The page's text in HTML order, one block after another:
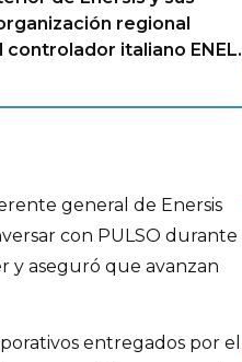
regional
italiano ENEL.
general de Enersis
con PULSO durante
y aseguró que avanzan
entregados por el